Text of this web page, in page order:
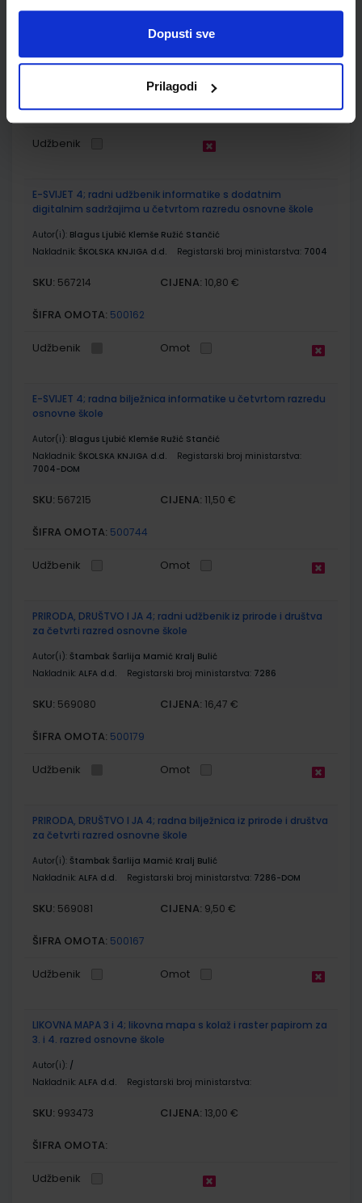
Dopusti sve
Prilagodi
CIJENA:
ŠIFRA OMOTA:
Udžbenik
E-SVIJET 4; radni udžbenik informatike s dodatnim
digitalnim sadržajima u četvrtom razredu osnovne škole
Autor(i): Blagus Ljubić Klemše Ružić Stančić
Nakladnik: ŠKOLSKA KNJIGA d.d. Registarski broj ministarstva: 7004
SKU: 567214 CIJENA: 10,80 €
ŠIFRA OMOTA: 500162
Udžbenik Omot
E-SVIJET 4; radna bilježnica informatike u četvrtom razredu
osnovne škole
Autor(i): Blagus Ljubić Klemše Ružić Stančić
Nakladnik: ŠKOLSKA KNJIGA d.d.
Registarski broj ministarstva:
7004-DOM
SKU: 567215 CIJENA: 11,50 €
ŠIFRA OMOTA: 500744
Udžbenik Omot
PRIRODA, DRUŠTVO I JA 4; radni udžbenik iz prirode i društva
za četvrti razred osnovne škole
Autor(i): Štambak Šarlija Mamić Kralj Bulić
Nakladnik: ALFA d.d. Registarski broj ministarstva: 7286
SKU: 569080 CIJENA: 16,47 €
ŠIFRA OMOTA: 500179
Udžbenik Omot
PRIRODA, DRUŠTVO I JA 4; radna bilježnica iz prirode i društva
za četvrti razred osnovne škole
Autor(i): Štambak Šarlija Mamić Kralj Bulić
Nakladnik: ALFA d.d. Registarski broj ministarstva: 7286-DOM
SKU: 569081 CIJENA: 9,50 €
ŠIFRA OMOTA: 500167
Udžbenik Omot
LIKOVNA MAPA 3 i 4; likovna mapa s kolaž i raster papirom za
3. i 4. razred osnovne škole
Autor(i): /
Nakladnik: ALFA d.d. Registarski broj ministarstva:
SKU: 993473 CIJENA: 13,00 €
ŠIFRA OMOTA:
Udžbenik